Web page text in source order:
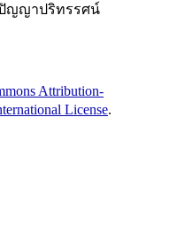
ปัญญาปริทรรศน์
Attribution-
License.